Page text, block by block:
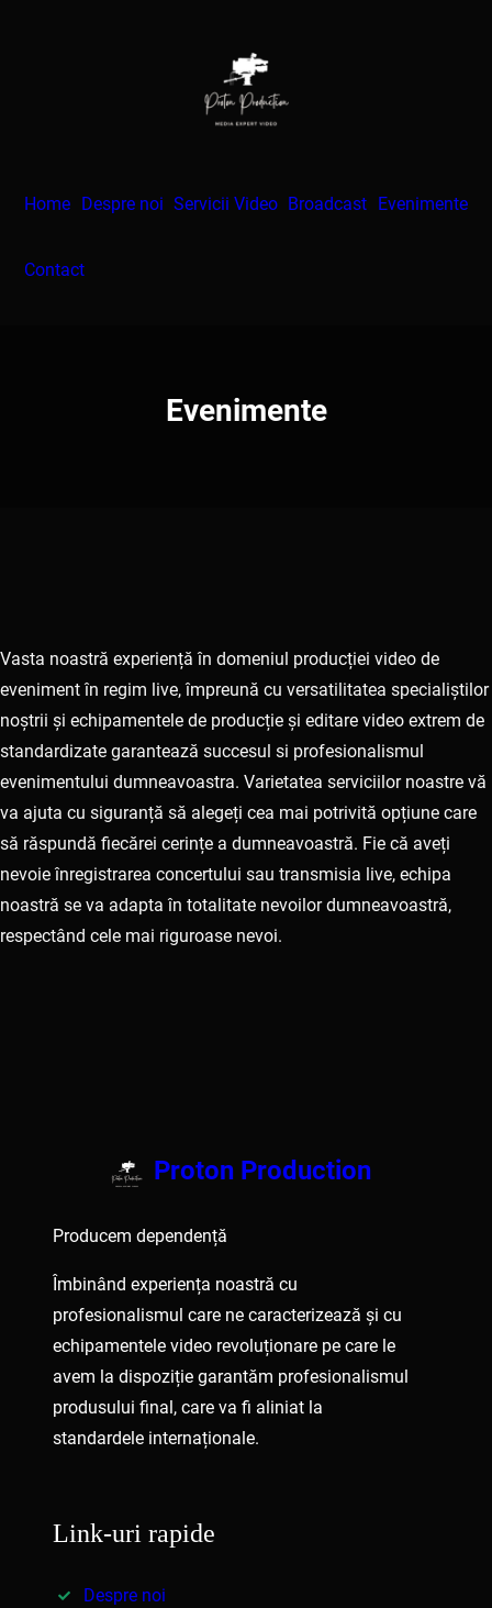
Home Despre noi Servicii Video Broadcast Evenimente
Contact
Evenimente
Vasta noastră experiență în domeniul producției video de
eveniment în regim live, împreună cu versatilitatea specialiștilor
noștrii și echipamentele de producție și editare video extrem de
standardizate garantează succesul si profesionalismul
evenimentului dumneavoastra. Varietatea serviciilor noastre vă
va ajuta cu siguranță să alegeți cea mai potrivită opțiune care
să răspundă fiecărei cerințe a dumneavoastră. Fie că aveți
nevoie înregistrarea concertului sau transmisia live, echipa
noastră se va adapta în totalitate nevoilor dumneavoastră,
respectând cele mai riguroase nevoi.
Proton Production
Producem dependență
Îmbinând experiența noastră cu
profesionalismul care ne caracterizează și cu
echipamentele video revoluționare pe care le
avem la dispoziție garantăm profesionalismul
produsului final, care va fi aliniat la
standardele internaționale.
Link-uri rapide
Despre noi